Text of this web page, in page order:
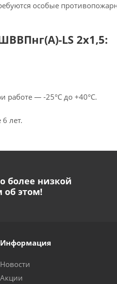
особые
LS 2х1,5:
работе — -25°С до +40°С.
лет.
более низкой
об этом!
Информация
Новости
Акции